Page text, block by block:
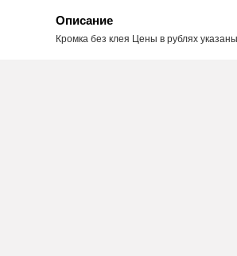
Описание
Кромка без клея Цены в рублях